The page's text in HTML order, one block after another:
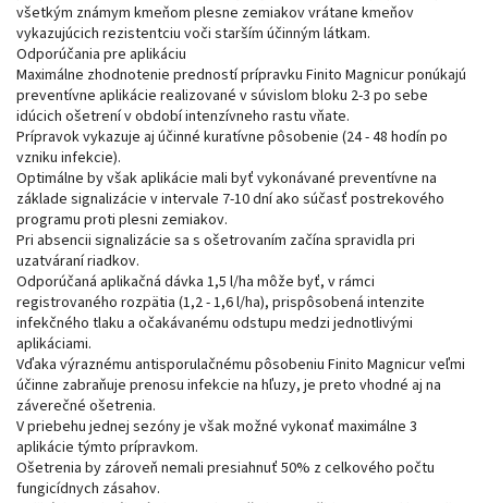
všetkým známym kmeňom plesne zemiakov vrátane kmeňov
vykazujúcich rezistentciu voči starším účinným látkam.
Odporúčania pre aplikáciu
Maximálne zhodnotenie predností prípravku Finito Magnicur ponúkajú
preventívne aplikácie realizované v súvislom bloku 2-3 po sebe
idúcich ošetrení v období intenzívneho rastu vňate.
Prípravok vykazuje aj účinné kuratívne pôsobenie (24 - 48 hodín po
vzniku infekcie).
Optimálne by však aplikácie mali byť vykonávané preventívne na
základe signalizácie v intervale 7-10 dní ako súčasť postrekového
programu proti plesni zemiakov.
Pri absencii signalizácie sa s ošetrovaním začína spravidla pri
uzatváraní riadkov.
Odporúčaná aplikačná dávka 1,5 l/ha môže byť, v rámci
registrovaného rozpätia (1,2 - 1,6 l/ha), prispôsobená intenzite
infekčného tlaku a očakávanému odstupu medzi jednotlivými
aplikáciami.
Vďaka výraznému antisporulačnému pôsobeniu Finito Magnicur veľmi
účinne zabraňuje prenosu infekcie na hľuzy, je preto vhodné aj na
záverečné ošetrenia.
V priebehu jednej sezóny je však možné vykonať maximálne 3
aplikácie týmto prípravkom.
Ošetrenia by zároveň nemali presiahnuť 50% z celkového počtu
fungicídnych zásahov.